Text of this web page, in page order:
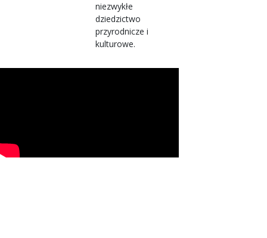
niezwykłe
dziedzictwo
przyrodnicze i
kulturowe.